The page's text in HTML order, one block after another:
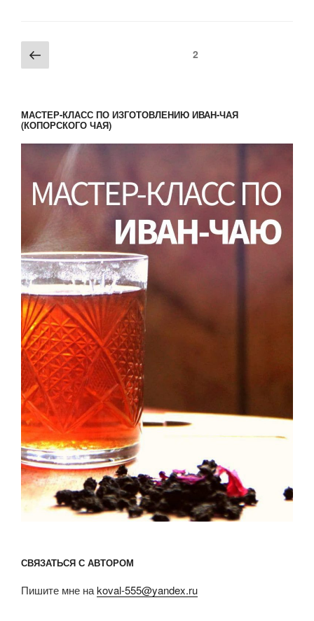
Навигация
по
Предыдущая
страница
Страница2
МАСТЕР-КЛАСС ПО ИЗГОТОВЛЕНИЮ ИВАН-ЧАЯ
(КОПОРСКОГО ЧАЯ)
СВЯЗАТЬСЯ С АВТОРОМ
Пишите мне наkoval-555@yandex.ru